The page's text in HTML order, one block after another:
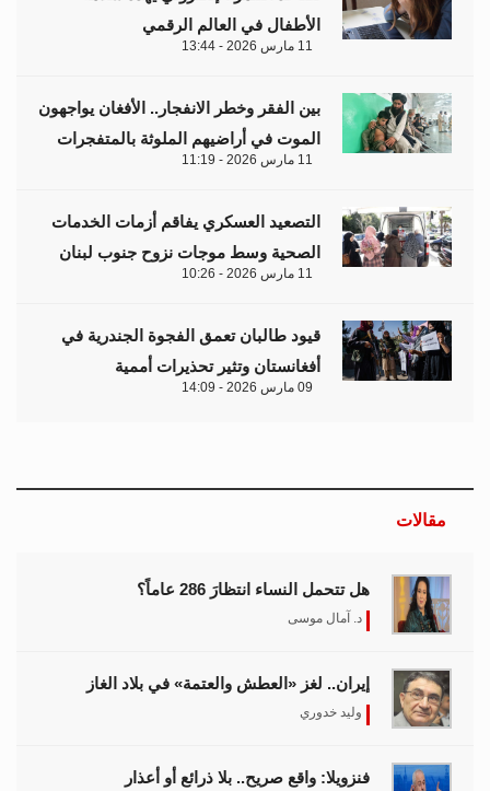
الأطفال في العالم الرقمي
11 مارس 2026 - 13:44
بين الفقر وخطر الانفجار.. الأفغان يواجهون
الموت في أراضيهم الملوثة بالمتفجرات
11 مارس 2026 - 11:19
التصعيد العسكري يفاقم أزمات الخدمات
الصحية وسط موجات نزوح جنوب لبنان
11 مارس 2026 - 10:26
قيود طالبان تعمق الفجوة الجندرية في
أفغانستان وتثير تحذيرات أممية
09 مارس 2026 - 14:09
مقالات
هل تتحمل النساء انتظارَ 286 عاماً؟
د. آمال موسى
إيران.. لغز «العطش والعتمة» في بلاد الغاز
وليد خدوري
فنزويلا: واقع صريح.. بلا ذرائع أو أعذار